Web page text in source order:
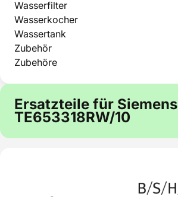
Wasserfilter
Wasserkocher
Wassertank
Zubehör
Zubehöre
Ersatzteile für Siemens
TE653318RW/10